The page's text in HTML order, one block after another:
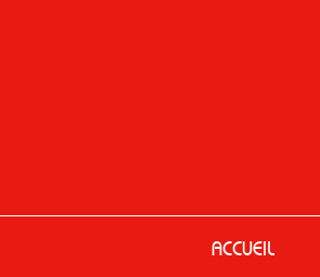
ACCUEIL